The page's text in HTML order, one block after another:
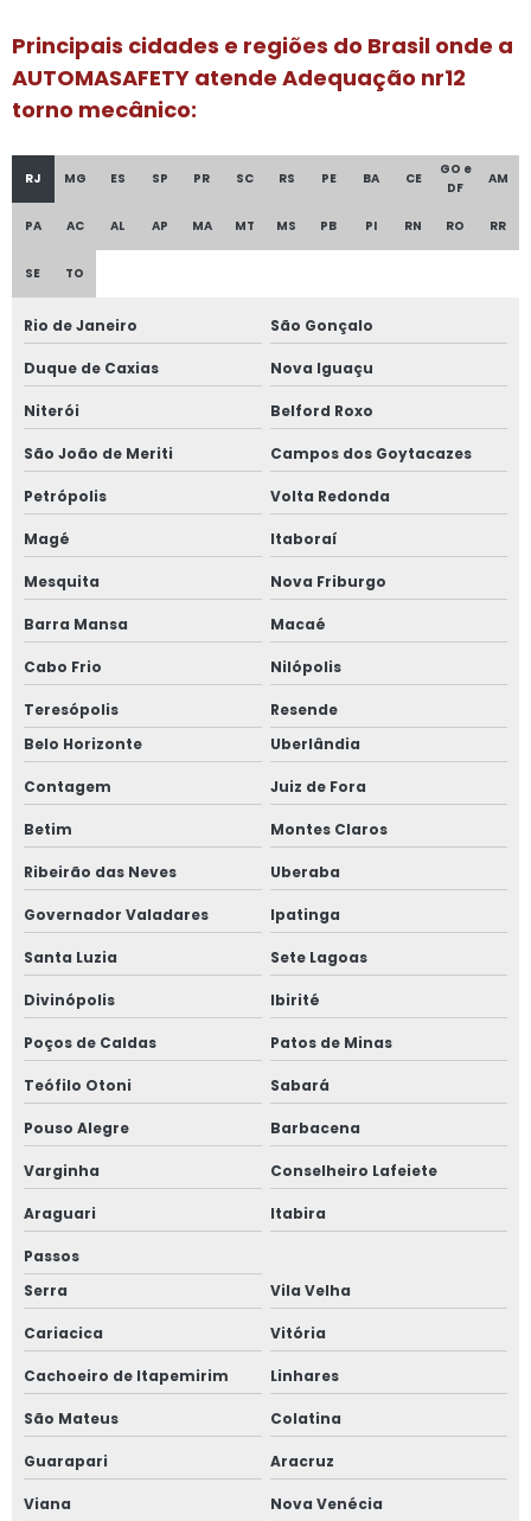
Empresas de equipamentos de segurança do trabalho
Empresas que fazem adequação nr12
Inventário de máquinas agrícolas
Inventário de máquinas e equipamentos
Inventário de máquinas e equipamentos nr12
Inventário de máquinas farmacia
Inventário de máquinas frigoríficas
Inventário de máquinas nr 12
Inventário de máquinas rurais
Inventário de máquinas térmicas
Laudo de adequação nr12
Laudo de apreciação de risco
Laudo de aterramento
Laudo de aterramento de máquinas
Laudo de aterramento de máquinas e equipamentos
Laudo de aterramento elétrico
Laudo de aterramento elétrico de máquinas
Laudo de aterramento preço
Laudo de aterramento valor
Laudo de conformidade nr12
Laudo segurança do trabalho
Laudo segurança do trabalho valor
Laudo técnico de aterramento
Laudo técnico segurança do trabalho
Manutenção de máquinas agrícolas
Manutenção de máquinas e equipamentos
Principais cidades e regiões do Brasil onde a
AUTOMASAFETY atende Adequação nr12
torno mecânico:
RJ MG ES SP PR SC RS PE BA CE
GO e
DF
AM
PA AC AL AP MA MT MS PB PI RN RO RR
SE TO
Rio de Janeiro São Gonçalo
Duque de Caxias Nova Iguaçu
Niterói Belford Roxo
São João de Meriti Campos dos Goytacazes
Petrópolis Volta Redonda
Magé Itaboraí
Mesquita Nova Friburgo
Barra Mansa Macaé
Cabo Frio Nilópolis
Teresópolis
Resende
Belo Horizonte
Uberlândia
Contagem Juiz de Fora
Betim Montes Claros
Ribeirão das Neves Uberaba
Governador Valadares Ipatinga
Santa Luzia Sete Lagoas
Divinópolis Ibirité
Poços de Caldas Patos de Minas
Teófilo Otoni Sabará
Pouso Alegre Barbacena
Varginha Conselheiro Lafeiete
Araguari Itabira
Passos
Serra
Vila Velha
Cariacica Vitória
Cachoeiro de Itapemirim Linhares
São Mateus Colatina
Guarapari Aracruz
Viana Nova Venécia